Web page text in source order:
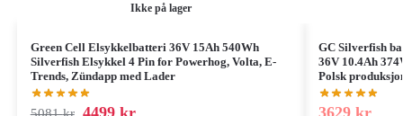
Ikke på lager
Green Cell Elsykkelbatteri 36V 15Ah 540Wh
Silverfish Elsykkel 4 Pin for Powerhog, Volta, E-
Trends, Zündapp med Lader
GC Silverfish
36V 10.4Ah
Polsk